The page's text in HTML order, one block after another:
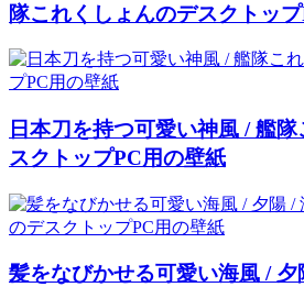
隊これくしょんのデスクトッ
日本刀を持つ可愛い神風 / 艦
スクトップPC用の壁紙
髪をなびかせる可愛い海風 / 夕